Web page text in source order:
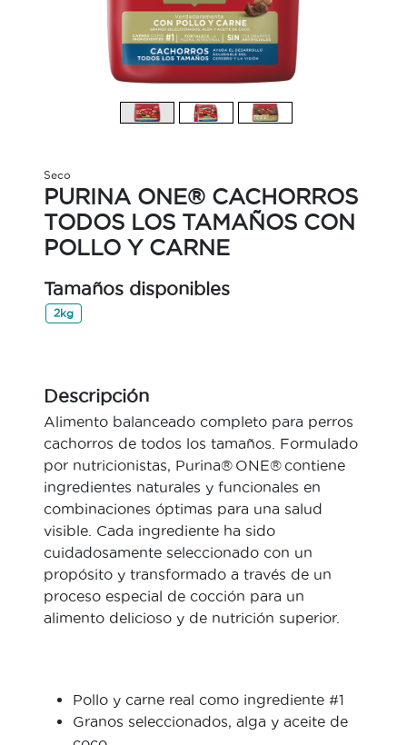
Seco
PURINA ONE® CACHORROS
TODOS LOS TAMAÑOS CON
POLLO Y CARNE
Tamaños disponibles
2kg
Descripción
Alimento balanceado completo para perros
cachorros de todos los tamaños. Formulado
por nutricionistas, Purina® ONE® contiene
ingredientes naturales y funcionales en
combinaciones óptimas para una salud
visible. Cada ingrediente ha sido
cuidadosamente seleccionado con un
propósito y transformado a través de un
proceso especial de cocción para un
alimento delicioso y de nutrición superior.
Pollo y carne real como ingrediente #1
Granos seleccionados, alga y aceite de